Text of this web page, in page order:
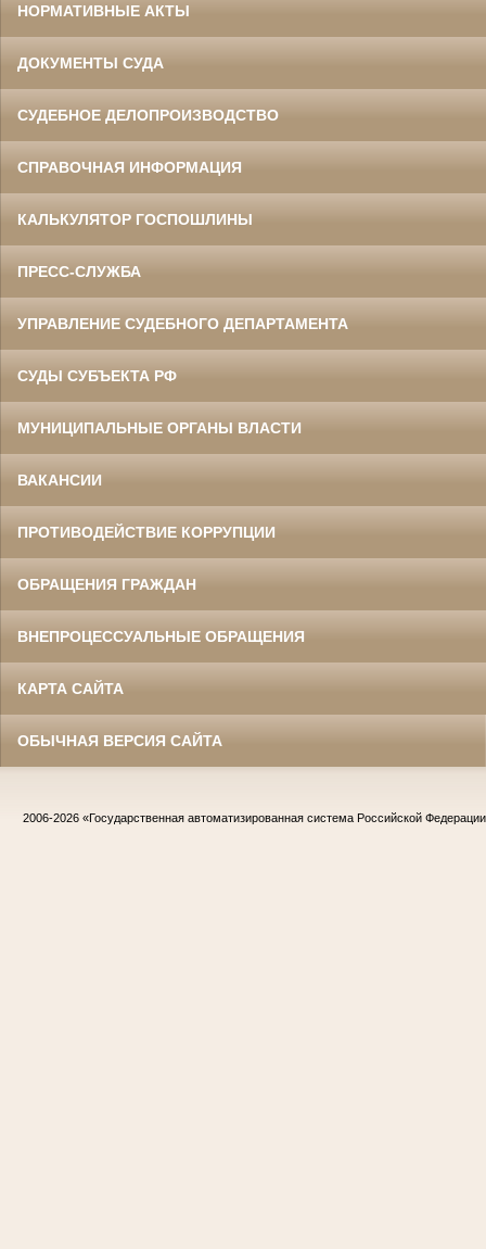
НОРМАТИВНЫЕ АКТЫ
ДОКУМЕНТЫ СУДА
СУДЕБНОЕ ДЕЛОПРОИЗВОДСТВО
СПРАВОЧНАЯ ИНФОРМАЦИЯ
КАЛЬКУЛЯТОР ГОСПОШЛИНЫ
ПРЕСС-СЛУЖБА
УПРАВЛЕНИЕ СУДЕБНОГО ДЕПАРТАМЕНТА
СУДЫ СУБЪЕКТА РФ
МУНИЦИПАЛЬНЫЕ ОРГАНЫ ВЛАСТИ
ВАКАНСИИ
ПРОТИВОДЕЙСТВИЕ КОРРУПЦИИ
ОБРАЩЕНИЯ ГРАЖДАН
ВНЕПРОЦЕССУАЛЬНЫЕ ОБРАЩЕНИЯ
КАРТА САЙТА
ОБЫЧНАЯ ВЕРСИЯ САЙТА
2006-2026 «Государственная автоматизированная система Российской